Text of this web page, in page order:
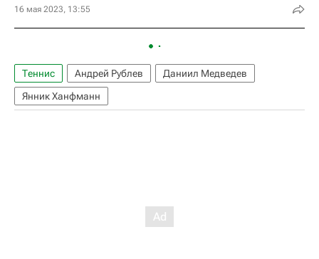
16 мая 2023, 13:55
Теннис Андрей Рублев
Даниил Медведев
Янник Ханфманн